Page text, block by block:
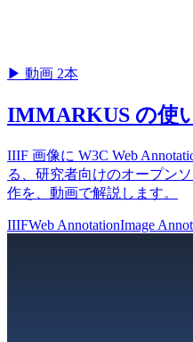
▶ 動画 2本
IMMARKUS の使
IIIF 画像に W3C Web
る、研究者向けのオープン
作を、動画で解説します。
IIIFWeb AnnotationImage